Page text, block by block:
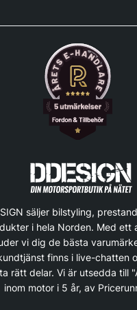
säljer bilstyling,
i hela Norden. Med ett
vi dig de bästa
finns i live-chatten
rätt delar. Vi är utsedda till
inom motor i 5 år, av